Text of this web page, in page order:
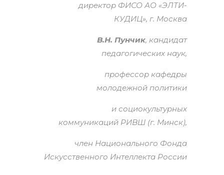
директор ФИСО АО «ЭЛТИ-
КУДИЦ», г. Москва
В.Н. Пунчик, кандидат
педагогических наук,
профессор кафедры
молодежной политики
и социокультурных
коммуникаций РИВШ (г. Минск),
член Национального Фонда
Искусственного Интеллекта России